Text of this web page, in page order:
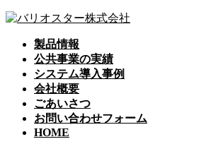
コ
ナ
製品情報
公共事業の実績
システム導入事例
会社概要
ごあいさつ
お問い合わせフォーム
HOME